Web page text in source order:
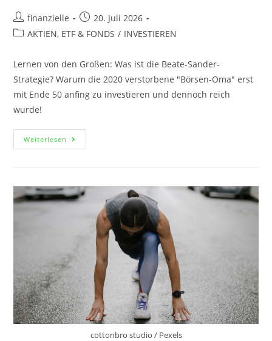
finanzielle
20. Juli 2026
AKTIEN, ETF & FONDS / INVESTIEREN
Lernen von den Großen: Was ist die Beate-Sander-
Strategie? Warum die 2020 verstorbene "Börsen-Oma" erst
mit Ende 50 anfing zu investieren und dennoch reich
wurde!
Weiterlesen
cottonbro studio / Pexels